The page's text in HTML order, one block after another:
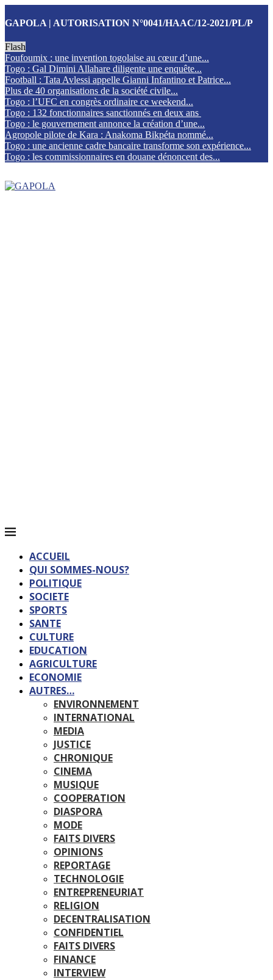
GAPOLA | AUTORISATION N°0041/HAAC/12-2021/PL/P
Flash
Foufoumix : une invention togolaise au cœur d’une...
Togo : Gal Dimini Allahare diligente une enquête...
Football : Tata Avlessi appelle Gianni Infantino et Patrice...
Plus de 40 organisations de la société civile...
Togo : l’UFC en congrès ordinaire ce weekend...
Togo : 132 fonctionnaires sanctionnés en deux ans
Togo : le gouvernement annonce la création d’une...
Agropole pilote de Kara : Anakoma Bikpéta nommé...
Togo : une ancienne cadre bancaire transforme son expérience...
Togo : les commissionnaires en douane dénoncent des...
ACCUEIL
QUI SOMMES-NOUS?
POLITIQUE
SOCIETE
SPORTS
SANTE
CULTURE
EDUCATION
AGRICULTURE
ECONOMIE
AUTRES…
ENVIRONNEMENT
INTERNATIONAL
MEDIA
JUSTICE
CHRONIQUE
CINEMA
MUSIQUE
COOPERATION
DIASPORA
MODE
FAITS DIVERS
OPINIONS
REPORTAGE
TECHNOLOGIE
ENTREPRENEURIAT
RELIGION
DECENTRALISATION
CONFIDENTIEL
FAITS DIVERS
FINANCE
INTERVIEW